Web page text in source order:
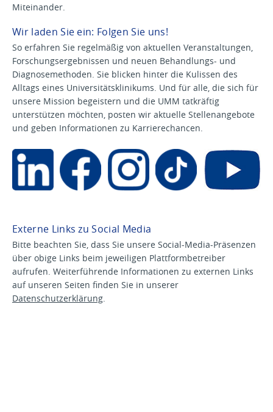
Miteinander.
Wir laden Sie ein: Folgen Sie uns!
So erfahren Sie regelmäßig von aktuellen Veranstaltungen,
Forschungsergebnissen und neuen Behandlungs- und
Diagnosemethoden. Sie blicken hinter die Kulissen des
Alltags eines Universitätsklinikums. Und für alle, die sich für
unsere Mission begeistern und die UMM tatkräftig
unterstützen möchten, posten wir aktuelle Stellenangebote
und geben Informationen zu Karrierechancen.
Externe Links zu Social Media
Bitte beachten Sie, dass Sie unsere Social-Media-Präsenzen
über obige Links beim jeweiligen Plattformbetreiber
aufrufen. Weiterführende Informationen zu externen Links
auf unseren Seiten finden Sie in unserer
Datenschutzerklärung.